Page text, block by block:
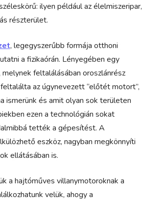
ilyen például az élelmiszeripar,
részterület.
, legegyszerűbb formája otthoni
a fizikaórán. Lényegében egy
feltalálásában oroszlánrész
az úgynevezett “előtét motort”,
ismerünk és amit olyan sok területen
ezen a technológián sokat
tették a gépesítést. A
eszköz, nagyban megkönnyíti
ellátásában is.
a hajtóműves villanymotoroknak a
velük, ahogy a